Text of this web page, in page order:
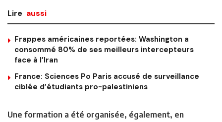
Lire aussi
Frappes américaines reportées: Washington a
consommé 80% de ses meilleurs intercepteurs
face à l’Iran
France: Sciences Po Paris accusé de surveillance
ciblée d’étudiants pro-palestiniens
Une formation a été organisée, également, en